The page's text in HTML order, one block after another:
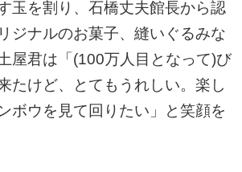
玉を割り、石橋丈夫館長から認
ジナルのお菓子、縫いぐるみな
屋君は「(100万人目となって)び
たけど、とてもうれしい。楽し
ボウを見て回りたい」と笑顔を